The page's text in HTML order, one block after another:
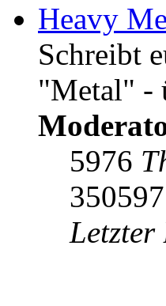
Heavy
Schreibt
"Metal" -
5976
350597
Letzter